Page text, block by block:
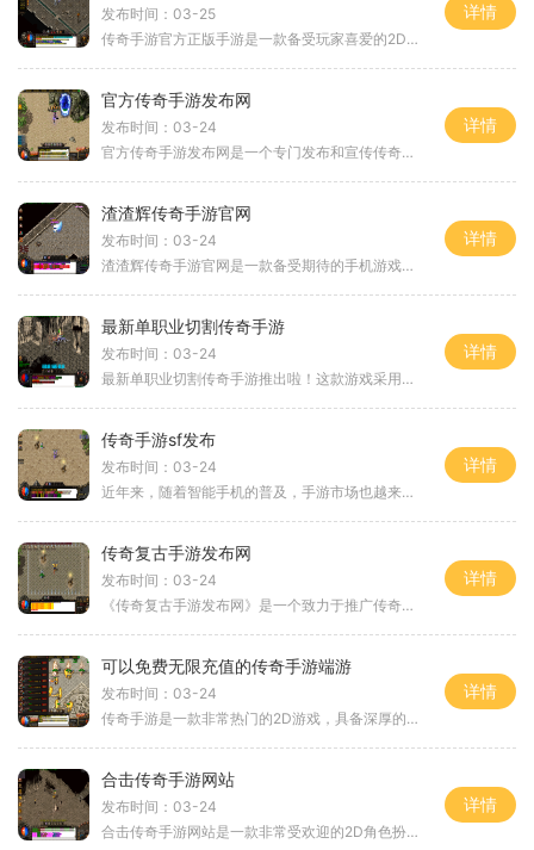
发布时间：03-25
传奇手游官方正版手游是一款备受玩家喜爱的2D角色扮演游戏，其万人在线、玩家互动以及丰富的玩法让无数玩家沉迷其中。游戏具有独特的练级系统、副本挑战、强化装备以及技能系统
详情
官方传奇手游发布网
发布时间：03-24
官方传奇手游发布网是一个专门发布和宣传传奇游戏的网站。传奇是一款非常经典的2D游戏，它以角色扮演和万人在线的特点而闻名。玩家可以扮演不同的角色，与其他玩家互动并参与各
详情
渣渣辉传奇手游官网
发布时间：03-24
渣渣辉传奇手游官网是一款备受期待的手机游戏，它以电影《投名状》中的渣渣辉为主题，带玩家们进入了一个充满刺激和动作的犯罪世界。游戏的玩法丰富多样，给玩家带来了非凡的
详情
最新单职业切割传奇手游
发布时间：03-24
最新单职业切割传奇手游推出啦！这款游戏采用2D游戏画面，让玩家重温经典传奇的激情。作为一款角色扮演游戏，玩家可以选择自己的职业，并与其他数万名玩家一起在线互动。传奇游
详情
传奇手游sf发布
发布时间：03-24
近年来，随着智能手机的普及，手游市场也越来越繁荣。在众多的手游中，传奇手游无疑是最为经典、受欢迎的一款。它承载了许多玩家童年时的回忆，这款经典游戏终于推出了2D版本的
详情
传奇复古手游发布网
发布时间：03-24
《传奇复古手游发布网》是一个致力于推广传奇游戏的专业网站。作为一个经典的2D游戏，传奇以其独特的玩法和精美的画面吸引了无数玩家。它是一个角色扮演游戏，玩家可以选择自己
详情
可以免费无限充值的传奇手游端游
发布时间：03-24
传奇手游是一款非常热门的2D游戏，具备深厚的角色扮演元素。与其他手游不同的是，传奇手游可以免费无限充值，玩家可以尽情享受游戏的乐趣而无需担心金钱问题。传奇手游以其万人
详情
合击传奇手游网站
发布时间：03-24
合击传奇手游网站是一款非常受欢迎的2D角色扮演游戏，电脑版和手机版同步推出，让玩家可以随时随地体验传奇的魅力。这款游戏以万人在线为特点，玩家可以与其他玩家互动，体验真
详情